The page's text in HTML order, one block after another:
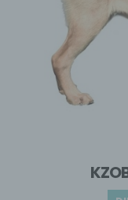
mit
Arne Rastas
Hasloher Twiete
25451 Quickborn
DE238100417
Cookies /